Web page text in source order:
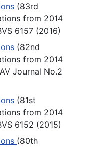
(83rd
from 2014
6157 (2016)
(82nd
from 2014
Journal No.2
(81st
from 2014
6152 (2015)
(80th